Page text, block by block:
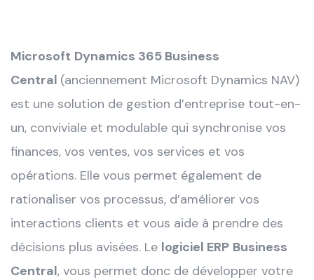
Microsoft Dynamics 365 Business
Central (anciennement Microsoft Dynamics NAV)
est une solution de gestion d’entreprise tout-en-
un, conviviale et modulable qui synchronise vos
finances, vos ventes, vos services et vos
opérations. Elle vous permet également de
rationaliser vos processus, d’améliorer vos
interactions clients et vous aide à prendre des
décisions plus avisées. Le logiciel ERP Business
Central, vous permet donc de développer votre